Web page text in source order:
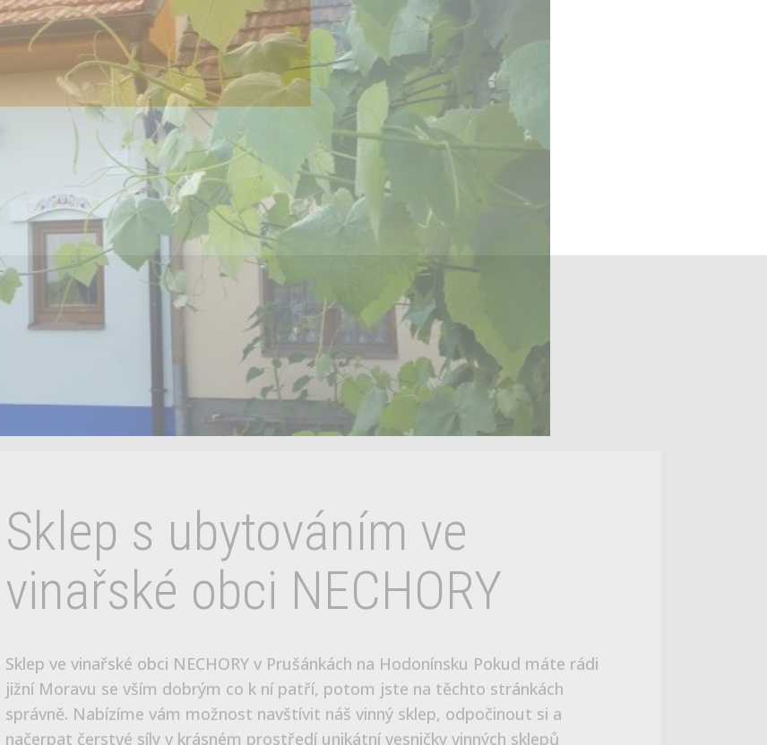
Sklep s ubytováním ve
vinařské obci NECHORY
správně. Nabízíme vám možnost navštívit náš vinný sklep, odpočinout si a
načerpat čerstvé síly v krásném prostředí unikátní vesničky vinných sklepů
Nechory u Prušánek. Nedávno jsme zrekonstruovali náš původní vinný sklípek a
postavili k němu v tradičním slováckém stylu zcela novou nadzemní část i
sklep určen pro všechny milovníky dobrého moravského vínka, lidových tradic a
folklóru. Cyklisté zajisté ocení spoustu cyklotras, kterými je náš region protkán.
Velmi výhodná poloha Nechor také vybízí k výletům do okolí. Věříme, že si pobyt